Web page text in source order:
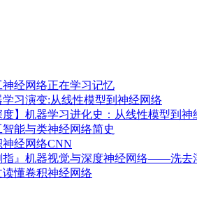
神经网络正在学习记忆
学习演变:从线性模型到神经网络
度】机器学习进化史：从线性模型到神
智能与类神经网络简史
神经网络CNN
指』机器视觉与深度神经网络——洗去
读懂卷积神经网络